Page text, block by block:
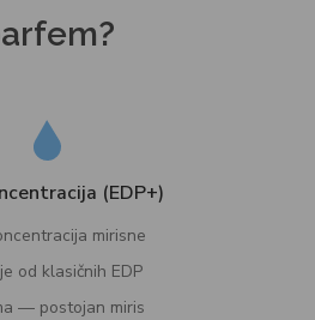
(EDP+)
mirisne
od klasičnih EDP
— postojan miris